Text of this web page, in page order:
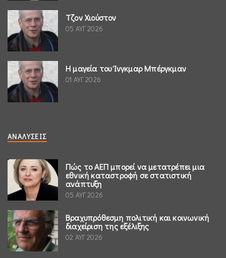
Τζον Χιούστον
05 ΑΥΓ 2026
Η μαγεία του Ίνγκμαρ Μπέργκμαν
01 ΑΥΓ 2026
ΑΝΑΛΎΣΕΙΣ
Πώς το ΑΕΠ μπορεί να μετατρέπει μια
εθνική καταστροφή σε στατιστική
ανάπτυξη
05 ΑΥΓ 2026
Βραχυπρόθεσμη πολιτική και κοινωνική
διαχείριση της εξέλιξης
02 ΑΥΓ 2026